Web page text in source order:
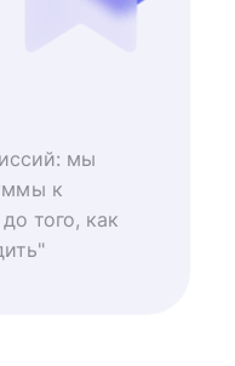
мы
к
того, как